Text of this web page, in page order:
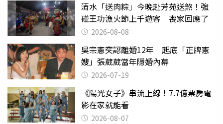
清水「送肉粽」今晚赴芳苑送煞！強
碰王功漁火節上千遊客 喪家回應了
2026-08-08
吳宗憲突認離婚12年 起底「正牌憲
嫂」張葳葳當年隱婚內幕
2026-07-19
《陽光女子》串流上線！7.7億票房電
影在家就能看
2026-08-07